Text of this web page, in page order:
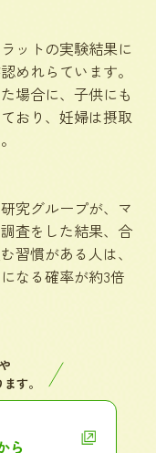
ットの実験結果に
めれらています。
場合に、子供にも
おり、妊婦は摂取
究グループが、マ
査をした結果、合
習慣がある人は、
なる確率が約3倍
す。
ら